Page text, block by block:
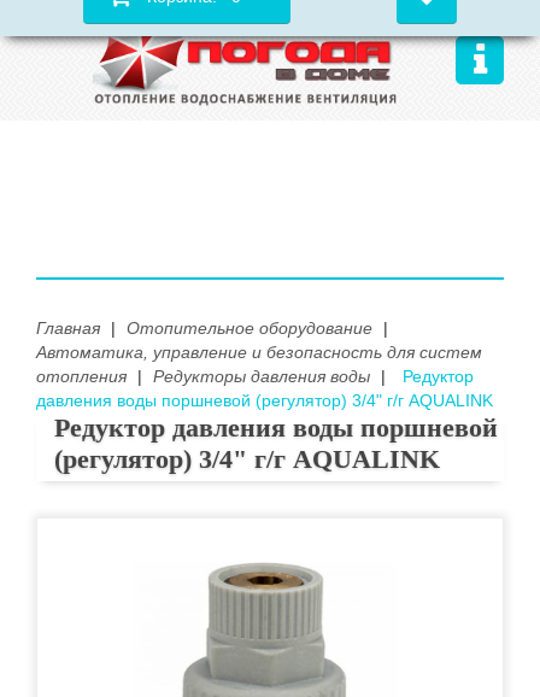
Главная | Отопительное оборудование
|
Автоматика, управление и безопасность для систем
отопления
| Редукторы давления воды |
Редуктор
давления воды поршневой (регулятор) 3/4" г/г AQUALINK
Редуктор давления воды поршневой
(регулятор) 3/4" г/г AQUALINK